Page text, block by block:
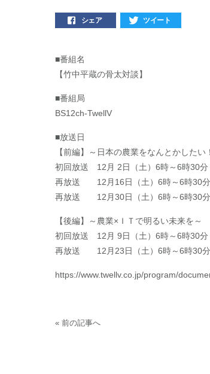
シェア ツイート
■番組名
【竹中平蔵の骨太対談】
■番組局
BS12ch-TwellV
■放送日
【前編】～日本の農業をなんとかしたい
初回放送 12月 2日（土）6時～6時30分
再放送 12月16日（土）6時～6時30分
再放送 12月30日（土）6時～6時30分
【後編】～農業×ＩＴで明るい未来を～
初回放送 12月 9日（土）6時～6時30分
再放送 12月23日（土）6時～6時30分
https://www.twellv.co.jp/program/
« 前の記事へ